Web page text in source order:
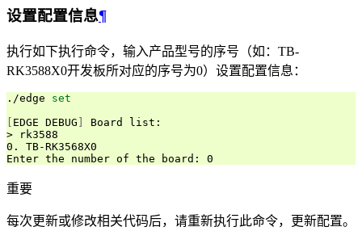
设置配置信息¶
执行如下执行命令，输入产品型号的序号（如：TB-
RK3588X0开发板所对应的序号为0）设置配置信息：
./edge set
EDGE DEBUG
Board list:
> rk3588
0. TB-RK3568X0
重要
每次更新或修改相关代码后，请重新执行此命令，更新配置。